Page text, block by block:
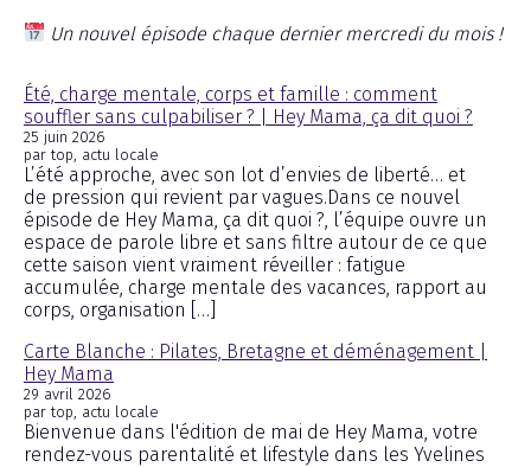
Un nouvel épisode chaque dernier mercredi du mois !
Été, charge mentale, corps et famille : comment
souffler sans culpabiliser ? | Hey Mama, ça dit quoi ?
25 juin 2026
par top, actu locale
L’été approche, avec son lot d’envies de liberté… et
de pression qui revient par vagues.Dans ce nouvel
épisode de Hey Mama, ça dit quoi ?, l’équipe ouvre un
espace de parole libre et sans filtre autour de ce que
cette saison vient vraiment réveiller : fatigue
accumulée, charge mentale des vacances, rapport au
corps, organisation […]
Carte Blanche : Pilates, Bretagne et déménagement |
Hey Mama
29 avril 2026
par top, actu locale
Bienvenue dans l'édition de mai de Hey Mama, votre
rendez-vous parentalité et lifestyle dans les Yvelines